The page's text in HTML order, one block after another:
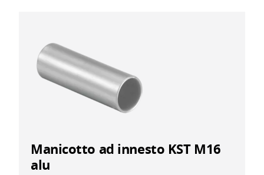
Manicotto ad innesto KST M16
alu